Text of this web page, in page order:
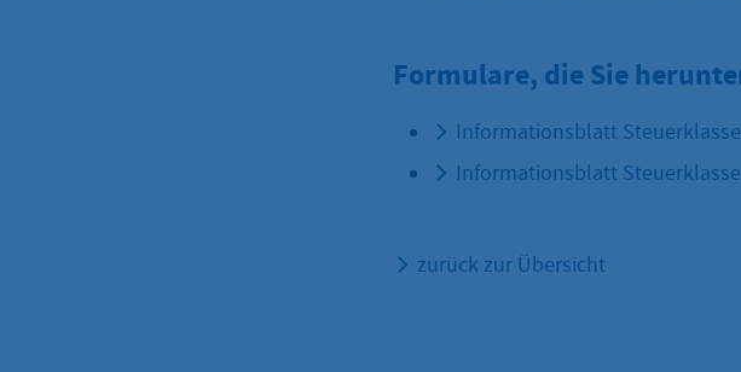
Formulare, die Sie
Informationsblatt
Informationsblatt
zurück zur Übersicht